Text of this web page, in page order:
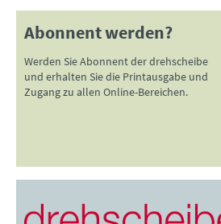
Abonnent werden?
Werden Sie Abonnent der drehscheibe
und erhalten Sie die Printausgabe und
Zugang zu allen Online-Bereichen.